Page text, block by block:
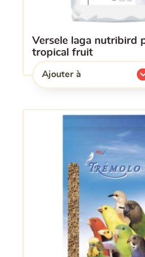
versele laga nutribird pâtée
tropical fruit
Ajouter à
l'une de mes listes.